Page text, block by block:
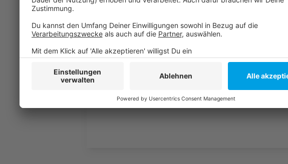
Die Meldung der Fortuna nach dem Sieg gegen
Stimmen aus der Mixed-Zone
Anzeige